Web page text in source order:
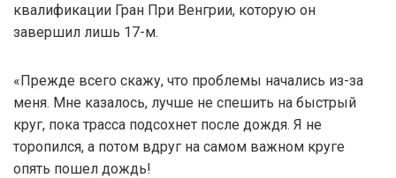
квалификации Гран При Венгрии, которую он
завершил лишь 17-м.
«Прежде всего скажу, что проблемы начались из-за
меня. Мне казалось, лучше не спешить на быстрый
круг, пока трасса подсохнет после дождя. Я не
торопился, а потом вдруг на самом важном круге
опять пошел дождь!